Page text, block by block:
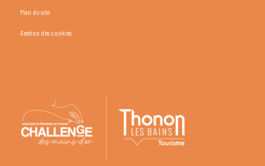
Plan du site
Gestion des cookies